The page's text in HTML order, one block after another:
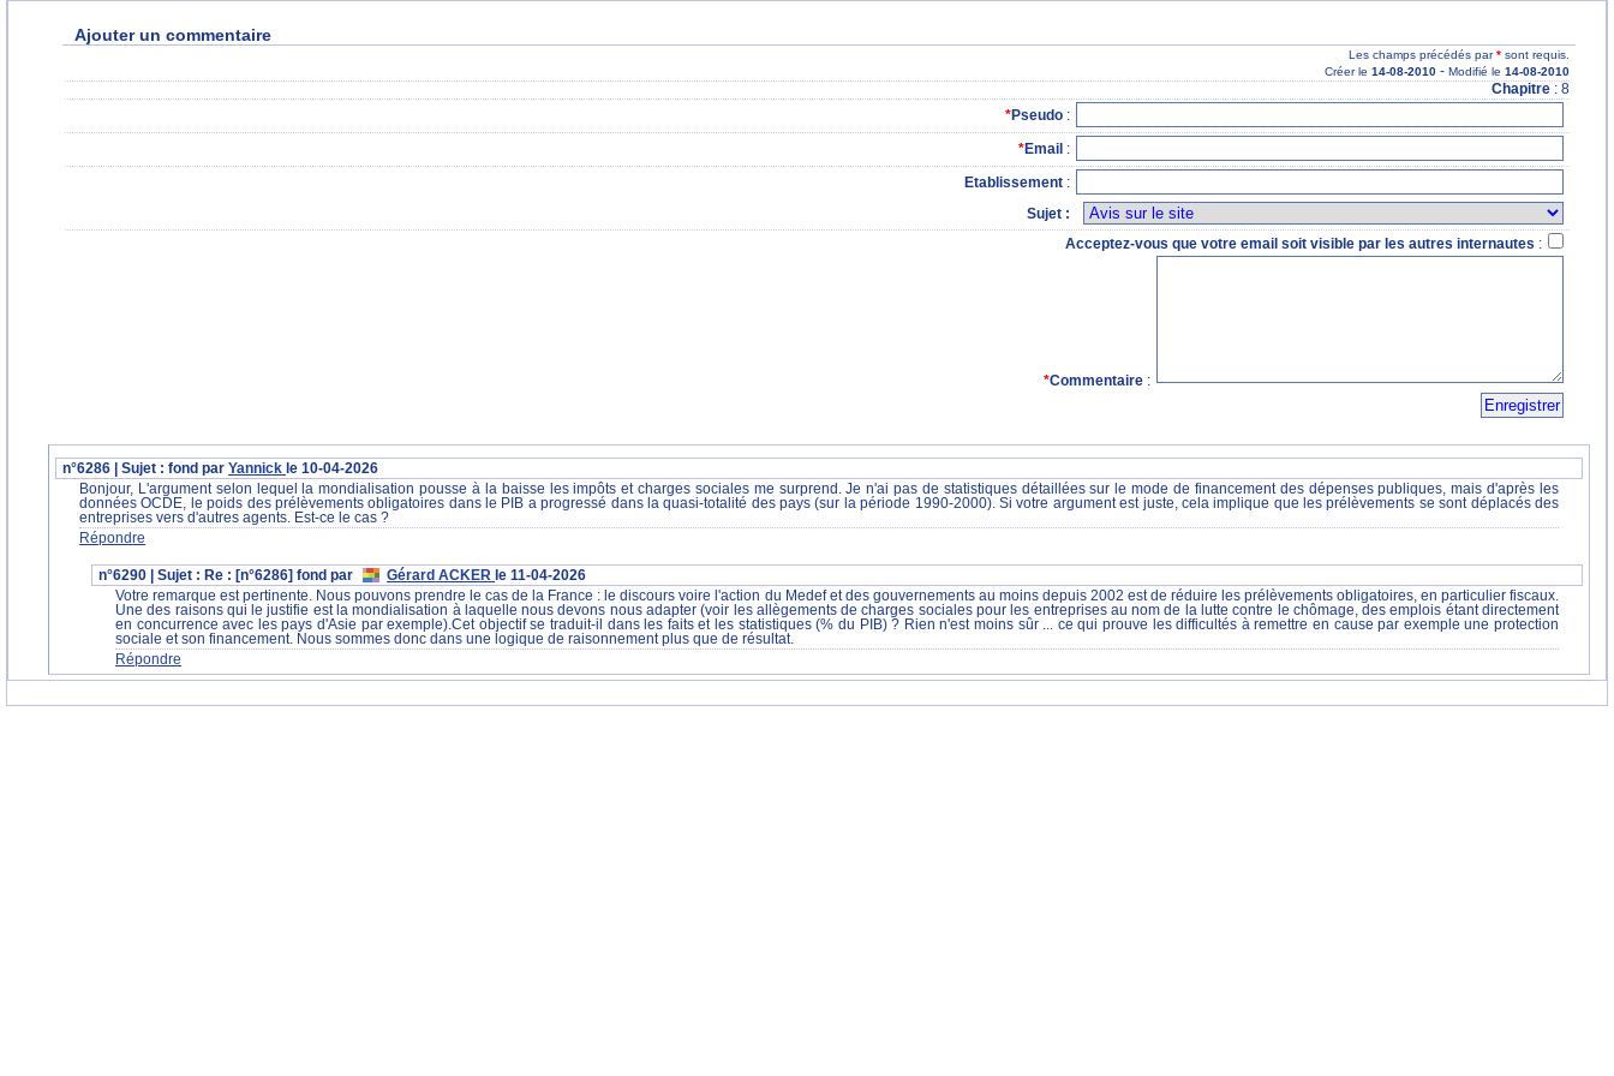
Ajouter un commentaire
Les champs précédés par* sont requis.
Créer le 14-08-2010 - Modifié le 14-08-2010
Chapitre : 8
*Pseudo :
*Email :
Etablissement :
Sujet :
Acceptez-vous que votre email soit visible par les autres internautes :
*Commentaire:
n°6286 | Sujet : fond parYannick le 10-04-2026
Bonjour, L'argument selon lequel la mondialisation pousse à la baisse les impôts et charges sociales me surprend. Je n'ai pas de statistiques détaillées sur le mode de financement des dépenses publiques, mais d'après les
données OCDE, le poids des prélèvements obligatoires dans le PIB a progressé dans la quasi-totalité des pays (sur la période 1990-2000). Si votre argument est juste, cela implique que les prélèvements se sont déplacés des
entreprises vers d'autres agents. Est-ce le cas ?
Répondre
n°6290 | Sujet : Re : [n°6286] fond par Gérard ACKER le 11-04-2026
Votre remarque est pertinente. Nous pouvons prendre le cas de la France : le discours voire l'action du Medef et des gouvernements au moins depuis 2002 est de réduire les prélèvements obligatoires, en particulier fiscaux.
Une des raisons qui le justifie est la mondialisation à laquelle nous devons nous adapter (voir les allègements de charges sociales pour les entreprises au nom de la lutte contre le chômage, des emplois étant directement
en concurrence avec les pays d'Asie par exemple).Cet objectif se traduit-il dans les faits et les statistiques (% du PIB) ? Rien n'est moins sûr ... ce qui prouve les difficultés à remettre en cause par exemple une protection
sociale et son financement. Nous sommes donc dans une logique de raisonnement plus que de résultat.
Répondre